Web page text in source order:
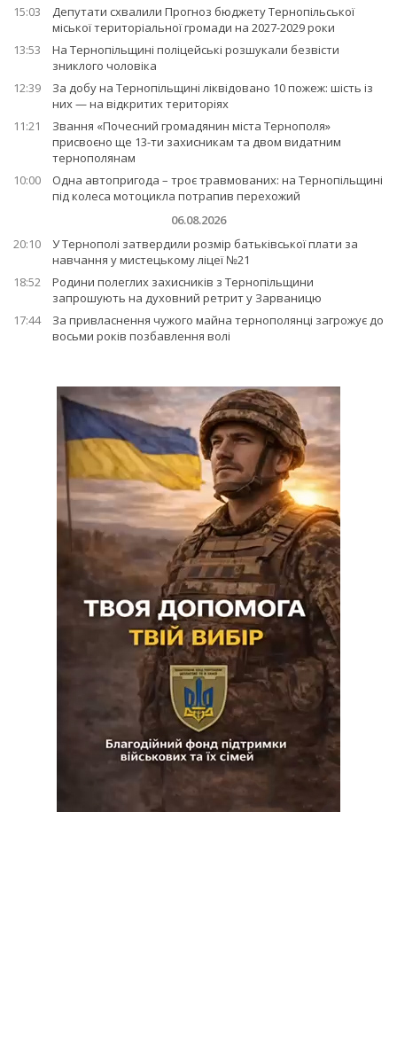
15:03
Депутати схвалили Прогноз бюджету Тернопільської
міської територіальної громади на 2027-2029 роки
13:53
На Тернопільщині поліцейські розшукали безвісти
зниклого чоловіка
12:39
За добу на Тернопільщині ліквідовано 10 пожеж: шість із
них — на відкритих територіях
11:21
Звання «Почесний громадянин міста Тернополя»
присвоєно ще 13-ти захисникам та двом видатним
тернополянам
10:00
Одна автопригода – троє травмованих: на Тернопільщині
під колеса мотоцикла потрапив перехожий
06.08.2026
20:10
У Тернополі затвердили розмір батьківської плати за
навчання у мистецькому ліцеї №21
18:52
Родини полеглих захисників з Тернопільщини
запрошують на духовний ретрит у Зарваницю
17:44
За привласнення чужого майна тернополянці загрожує до
восьми років позбавлення волі